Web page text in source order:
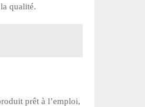
qualité.
prêt à l’emploi,